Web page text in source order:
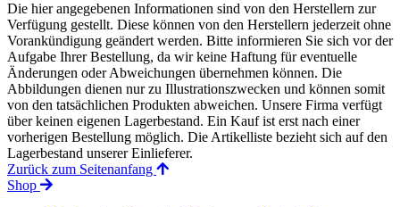
Die hier angegebenen Informationen sind von den Herstellern zur
Verfügung gestellt. Diese können von den Herstellern jederzeit ohne
Vorankündigung geändert werden. Bitte informieren Sie sich vor der
Aufgabe Ihrer Bestellung, da wir keine Haftung für eventuelle
Änderungen oder Abweichungen übernehmen können. Die
Abbildungen dienen nur zu Illustrationszwecken und können somit
von den tatsächlichen Produkten abweichen. Unsere Firma verfügt
über keinen eigenen Lagerbestand. Ein Kauf ist erst nach einer
vorherigen Bestellung möglich. Die Artikelliste bezieht sich auf den
Lagerbestand unserer Einlieferer.
Zurück zum Seitenanfang
Shop